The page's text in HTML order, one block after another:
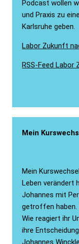
Podcast wollen
und Praxis zu
Karlsruhe geben.
Labor Zukunft
RSS-Feed Labor
Mein
Mein
Leben verändert
Johannes mit
getroffen haben.
Wie reagiert ihr
ihre
Johannes